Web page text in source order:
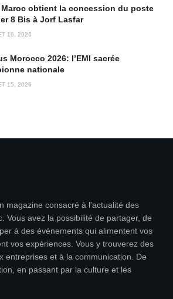
Maroc obtient la concession du poste
8 Bis à Jorf Lasfar
16, 2026
Morocco 2026: l’EMI sacrée
nationale
15, 2026
magazine consacré à l'actualité des
Vous avez la possibilité de partager, de
à des événements qui alimentent vos
vos expériences. Vous y trouverez des
entreprises et à la communication. De
en passant par la culture et les